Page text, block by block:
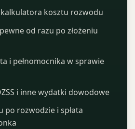
kalkulatora kosztu rozwodu
od razu po złożeniu
i pełnomocnika w sprawie
i inne wydatki dowodowe
po rozwodzie i spłata